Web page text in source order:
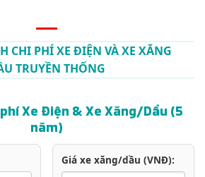
CHI PHÍ XE ĐIỆN VÀ XE XĂNG
TRUYỀN THỐNG
Xe Điện & Xe Xăng/Dầu (5
năm)
Giá xe xăng/dầu (VNĐ):